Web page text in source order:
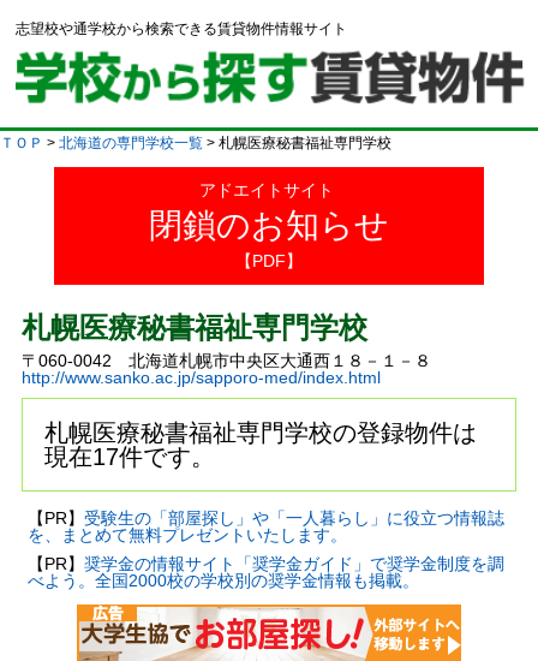
志望校や通学校から検索できる賃貸物件情報サイト
ＴＯＰ > 北海道の専門学校一覧 > 札幌医療秘書福祉専門学校
アドエイトサイト
閉鎖のお知らせ
【PDF】
札幌医療秘書福祉専門学校
〒060-0042 北海道札幌市中央区大通西１８－１－８
http://www.sanko.ac.jp/sapporo-med/index.html
札幌医療秘書福祉専門学校の登録物件は
現在17件です。
【PR】 受験生の「部屋探し」や「一人暮らし」に役立つ情報誌
を、まとめて無料プレゼントいたします。
【PR】 奨学金の情報サイト「奨学金ガイド」で奨学金制度を調
べよう。全国2000校の学校別の奨学金情報も掲載。